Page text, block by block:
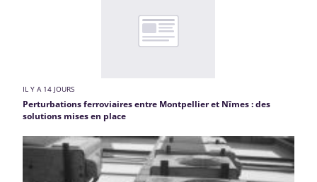
IL Y A 14 JOURS
Perturbations ferroviaires entre Montpellier et Nîmes : des
solutions mises en place